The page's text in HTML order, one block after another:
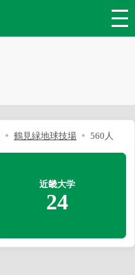
鶴見緑地球技場 560人
近畿大学
24